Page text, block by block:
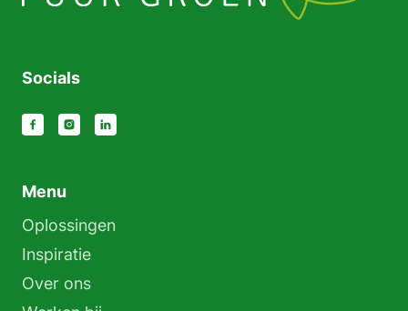
Socials
Menu
Oplossingen
Inspiratie
Over ons